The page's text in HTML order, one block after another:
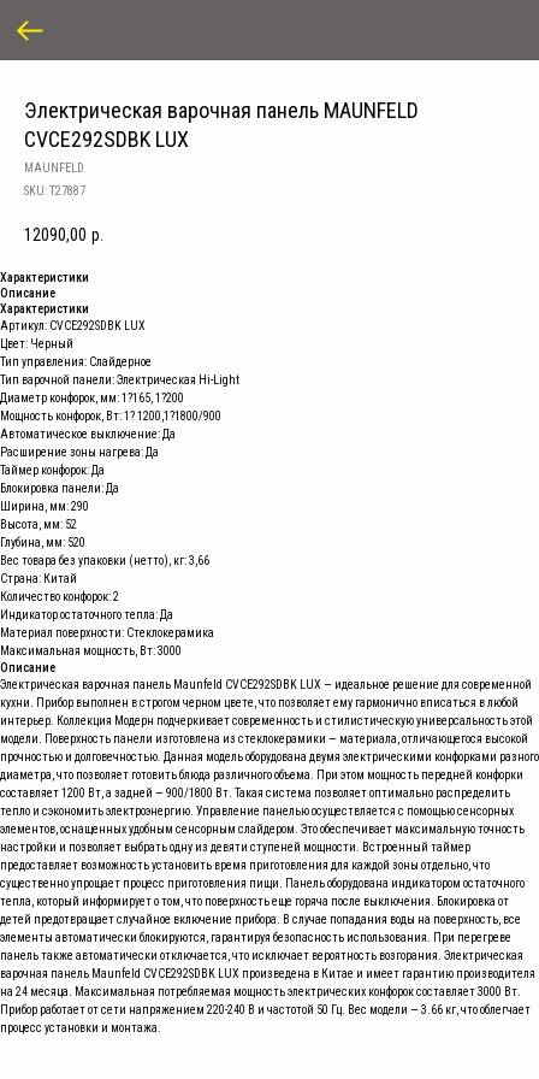
Электрическая варочная панель MAUNFELD
CVCE292SDBK LUX
MAUNFELD
SKU:T27887
12090,00 р.
Характеристики
Описание
Характеристики
Артикул: CVCE292SDBK LUX
Цвет: Черный
Тип управления: Слайдерное
Тип варочной панели: Электрическая Hi-Light
Диаметр конфорок, мм: 1?165, 1?200
Мощность конфорок, Вт: 1? 1200,1?1800/900
Автоматическое выключение: Да
Расширение зоны нагрева: Да
Таймер конфорок: Да
Блокировка панели: Да
Ширина, мм: 290
Высота, мм: 52
Глубина, мм: 520
Вес товара без упаковки (нетто), кг: 3,66
Страна: Китай
Количество конфорок: 2
Индикатор остаточного тепла: Да
Материал поверхности: Стеклокерамика
Максимальная мощность, Вт: 3000
Описание
Электрическая варочная панель Maunfeld CVCE292SDBK LUX — идеальное решение для современной
кухни. Прибор выполнен в строгом черном цвете, что позволяет ему гармонично вписаться в любой
интерьер. Коллекция Модерн подчеркивает современность и стилистическую универсальность этой
модели. Поверхность панели изготовлена из стеклокерамики — материала, отличающегося высокой
прочностью и долговечностью. Данная модель оборудована двумя электрическими конфорками разного
диаметра, что позволяет готовить блюда различного объема. При этом мощность передней конфорки
составляет 1200 Вт, а задней — 900/1800 Вт. Такая система позволяет оптимально распределить
тепло и сэкономить электроэнергию. Управление панелью осуществляется с помощью сенсорных
элементов, оснащенных удобным сенсорным слайдером. Это обеспечивает максимальную точность
настройки и позволяет выбрать одну из девяти ступеней мощности. Встроенный таймер
предоставляет возможность установить время приготовления для каждой зоны отдельно, что
существенно упрощает процесс приготовления пищи. Панель оборудована индикатором остаточного
тепла, который информирует о том, что поверхность еще горяча после выключения. Блокировка от
детей предотвращает случайное включение прибора. В случае попадания воды на поверхность, все
элементы автоматически блокируются, гарантируя безопасность использования. При перегреве
панель также автоматически отключается, что исключает вероятность возгорания. Электрическая
варочная панель Maunfeld CVCE292SDBK LUX произведена в Китае и имеет гарантию производителя
на 24 месяца. Максимальная потребляемая мощность электрических конфорок составляет 3000 Вт.
Прибор работает от сети напряжением 220-240 В и частотой 50 Гц. Вес модели — 3.66 кг, что облегчает
процесс установки и монтажа.